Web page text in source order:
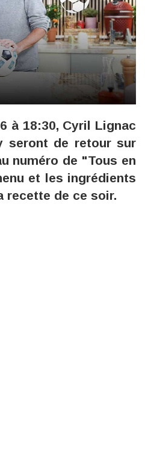
à 18:30, Cyril Lignac
seront de retour sur
numéro de "Tous en
et les ingrédients
recette de ce soir.